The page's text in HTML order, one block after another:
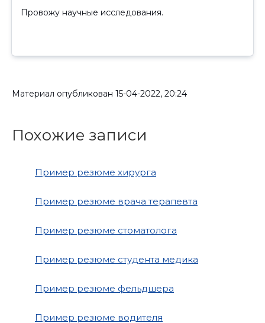
Провожу научные исследования.
Материал опубликован 15-04-2022, 20:24
Похожие записи
Пример резюме хирурга
Пример резюме врача терапевта
Пример резюме стоматолога
Пример резюме студента медика
Пример резюме фельдшера
Пример резюме водителя